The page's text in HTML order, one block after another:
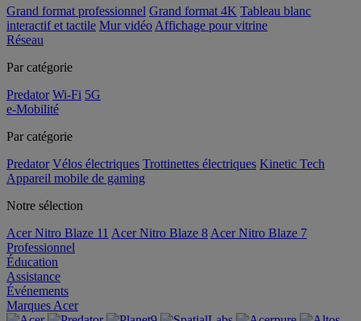
Grand format professionnel Grand format 4K Tableau blanc
interactif et tactile Mur vidéo Affichage pour vitrine
Réseau
Par catégorie
Predator Wi-Fi 5G
e-Mobilité
Par catégorie
Predator Vélos électriques Trottinettes électriques Kinetic Tech
Appareil mobile de gaming
Notre sélection
Acer Nitro Blaze 11 Acer Nitro Blaze 8 Acer Nitro Blaze 7
Professionnel
Éducation
Assistance
Événements
Marques Acer